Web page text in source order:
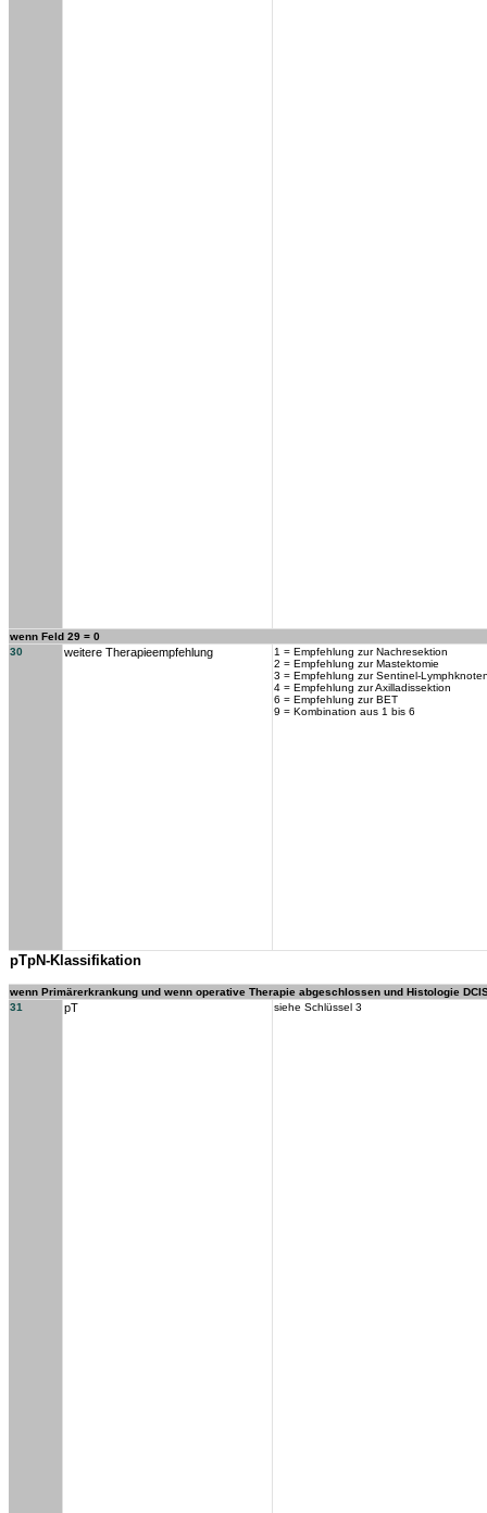
wenn Feld 29 = 0
30
weitere Therapieempfehlung
1 = Empfehlung zur Nachresektion
2 = Empfehlung zur Mastektomie
3 = Empfehlung zur Sentinel-
4 = Empfehlung zur Axilladissektion
6 = Empfehlung zur BET
9 = Kombination aus 1 bis 6
pTpN-Klassifikation
wenn Primärerkrankung und wenn operative Therapie abgeschlossen und Histologie
31
pT siehe Schlüssel 3